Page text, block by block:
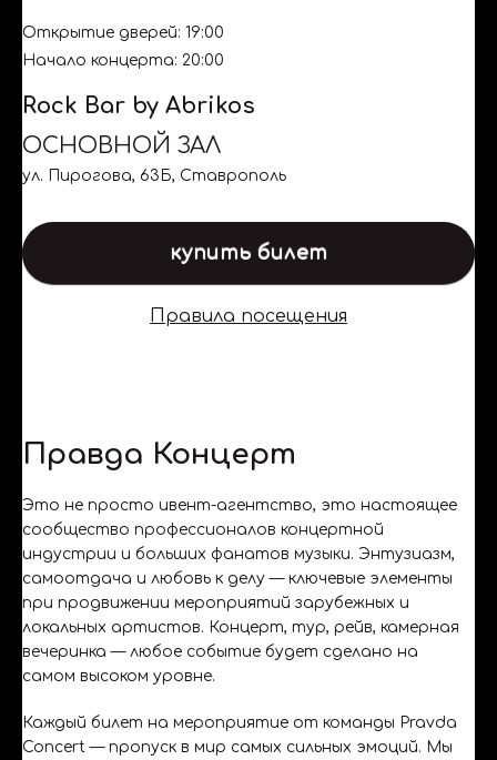
Открытие дверей: 19:00
Начало концерта: 20:00
Rock Bar by Abrikos
ОСНОВНОЙ ЗАЛ
ул. Пирогова, 63Б, Ставрополь
купить билет
Правила посещения
Правда Концерт
Это не просто ивент-агентство, это настоящее
сообщество профессионалов концертной
индустрии и больших фанатов музыки. Энтузиазм,
самоотдача и любовь к делу — ключевые элементы
при продвижении мероприятий зарубежных и
локальных артистов. Концерт, тур, рейв, камерная
вечеринка — любое событие будет сделано на
самом высоком уровне.
Каждый билет на мероприятие от команды Pravda
Concert — пропуск в мир самых сильных эмоций. Мы